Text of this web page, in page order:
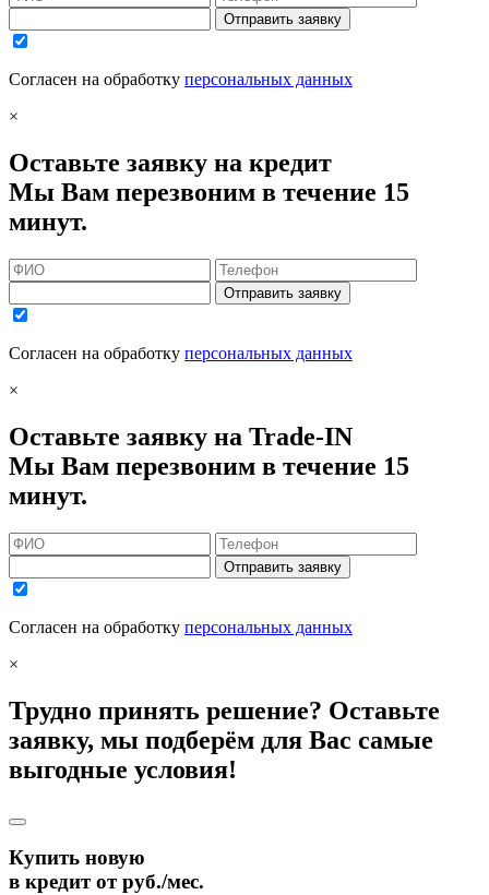
Отправить заявку
Согласен на обработку персональных данных
×
Оставьте заявку на кредит
Мы Вам перезвоним в течение 15
минут.
Отправить заявку
Согласен на обработку персональных данных
×
Оставьте заявку на Trade-IN
Мы Вам перезвоним в течение 15
минут.
Отправить заявку
Согласен на обработку персональных данных
×
Трудно принять решение? Оставьте
заявку, мы подберём для Вас самые
выгодные условия!
Купить новую
в кредит отруб./мес.